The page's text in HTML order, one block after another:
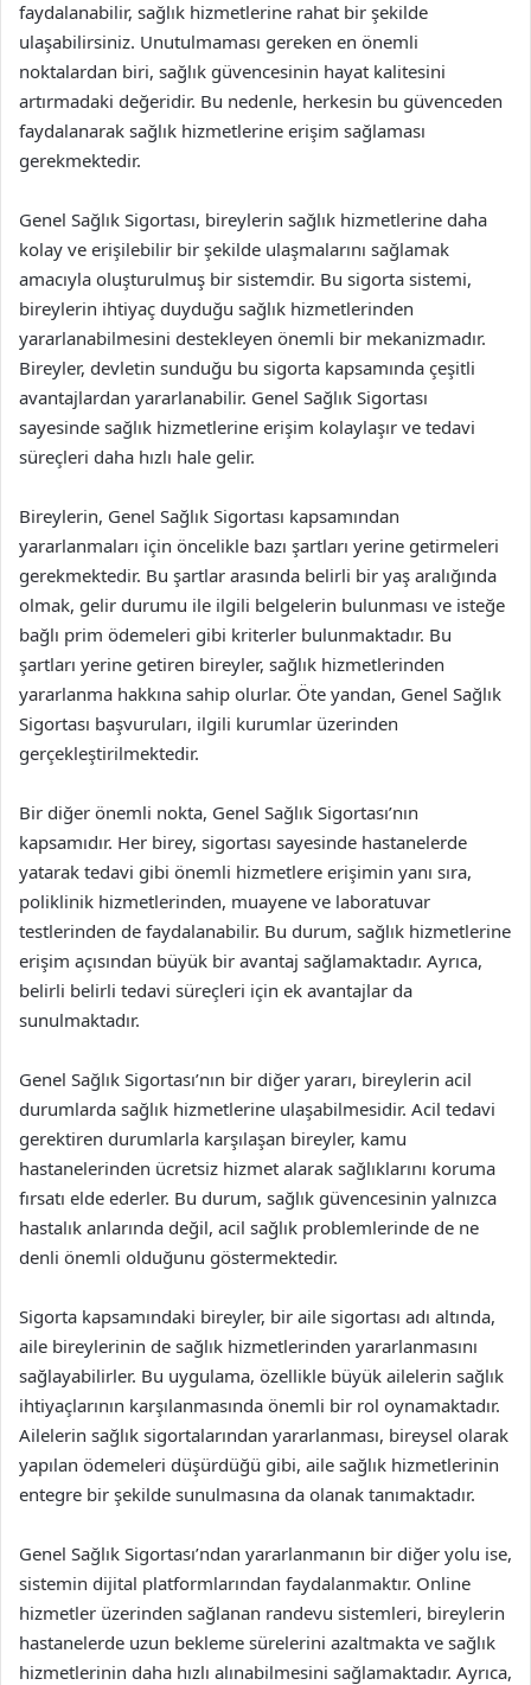
faydalanabilir, sağlık hizmetlerine rahat bir şekilde
ulaşabilirsiniz. Unutulmaması gereken en önemli
noktalardan biri, sağlık güvencesinin hayat kalitesini
artırmadaki değeridir. Bu nedenle, herkesin bu güvenceden
faydalanarak sağlık hizmetlerine erişim sağlaması
gerekmektedir.
Genel Sağlık Sigortası, bireylerin sağlık hizmetlerine daha
kolay ve erişilebilir bir şekilde ulaşmalarını sağlamak
amacıyla oluşturulmuş bir sistemdir. Bu sigorta sistemi,
bireylerin ihtiyaç duyduğu sağlık hizmetlerinden
yararlanabilmesini destekleyen önemli bir mekanizmadır.
Bireyler, devletin sunduğu bu sigorta kapsamında çeşitli
avantajlardan yararlanabilir. Genel Sağlık Sigortası
sayesinde sağlık hizmetlerine erişim kolaylaşır ve tedavi
süreçleri daha hızlı hale gelir.
Bireylerin, Genel Sağlık Sigortası kapsamından
yararlanmaları için öncelikle bazı şartları yerine getirmeleri
gerekmektedir. Bu şartlar arasında belirli bir yaş aralığında
olmak, gelir durumu ile ilgili belgelerin bulunması ve isteğe
bağlı prim ödemeleri gibi kriterler bulunmaktadır. Bu
şartları yerine getiren bireyler, sağlık hizmetlerinden
yararlanma hakkına sahip olurlar. Öte yandan, Genel Sağlık
Sigortası başvuruları, ilgili kurumlar üzerinden
gerçekleştirilmektedir.
Bir diğer önemli nokta, Genel Sağlık Sigortası’nın
kapsamıdır. Her birey, sigortası sayesinde hastanelerde
yatarak tedavi gibi önemli hizmetlere erişimin yanı sıra,
poliklinik hizmetlerinden, muayene ve laboratuvar
testlerinden de faydalanabilir. Bu durum, sağlık hizmetlerine
erişim açısından büyük bir avantaj sağlamaktadır. Ayrıca,
belirli belirli tedavi süreçleri için ek avantajlar da
sunulmaktadır.
Genel Sağlık Sigortası’nın bir diğer yararı, bireylerin acil
durumlarda sağlık hizmetlerine ulaşabilmesidir. Acil tedavi
gerektiren durumlarla karşılaşan bireyler, kamu
hastanelerinden ücretsiz hizmet alarak sağlıklarını koruma
fırsatı elde ederler. Bu durum, sağlık güvencesinin yalnızca
hastalık anlarında değil, acil sağlık problemlerinde de ne
denli önemli olduğunu göstermektedir.
Sigorta kapsamındaki bireyler, bir aile sigortası adı altında,
aile bireylerinin de sağlık hizmetlerinden yararlanmasını
sağlayabilirler. Bu uygulama, özellikle büyük ailelerin sağlık
ihtiyaçlarının karşılanmasında önemli bir rol oynamaktadır.
Ailelerin sağlık sigortalarından yararlanması, bireysel olarak
yapılan ödemeleri düşürdüğü gibi, aile sağlık hizmetlerinin
entegre bir şekilde sunulmasına da olanak tanımaktadır.
Genel Sağlık Sigortası’ndan yararlanmanın bir diğer yolu ise,
sistemin dijital platformlarından faydalanmaktır. Online
hizmetler üzerinden sağlanan randevu sistemleri, bireylerin
hastanelerde uzun bekleme sürelerini azaltmakta ve sağlık
hizmetlerinin daha hızlı alınabilmesini sağlamaktadır. Ayrıca,